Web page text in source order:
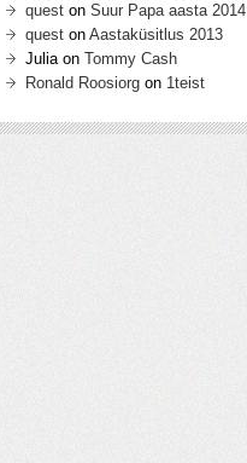
quest on Suur Papa aasta 2014
quest on Aastaküsitlus 2013
Juliaon Tommy Cash
Ronald Roosiorg on 1teist